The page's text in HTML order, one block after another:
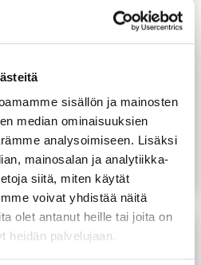
sisällön ja mainosten
median ominaisuuksien
analysoimiseen. Lisäksi
mainosalan ja analytiikka-
siitä, miten käytät
voivat yhdistää näitä
olet antanut heille tai joita on
heidän palvelujaan.
Reunalista 21X70/13 mm
mänty
4,90 /m
Lue lisää